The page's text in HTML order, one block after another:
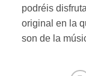
podréis
original en la
son de la